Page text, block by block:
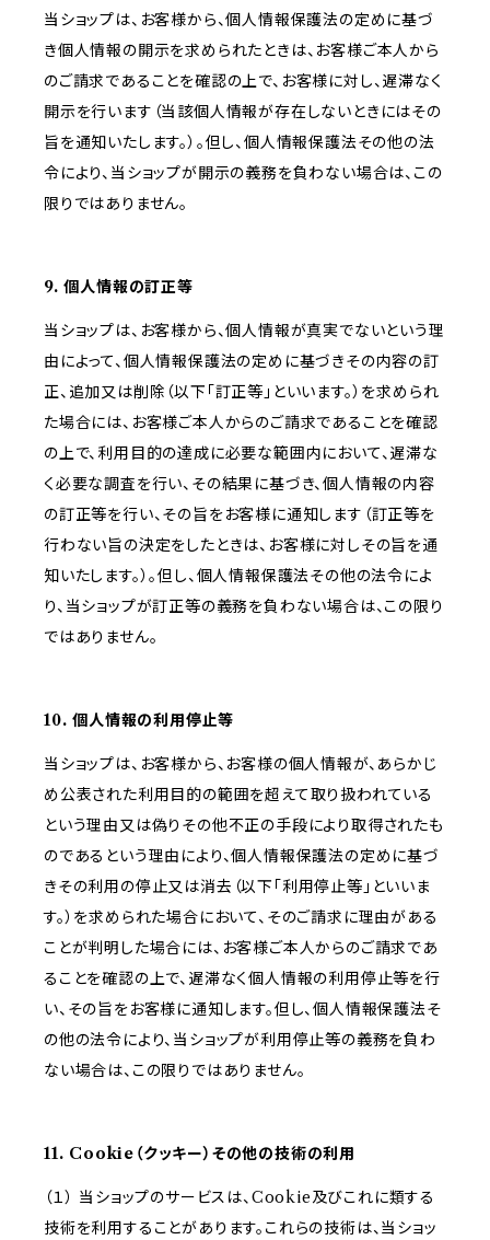
当ショップは、お客様から、個人情報保護法の定めに基づ
き個人情報の開示を求められたときは、お客様ご本人から
のご請求であることを確認の上で、お客様に対し、遅滞なく
開示を行います（当該個人情報が存在しないときにはその
旨を通知いたします。）。但し、個人情報保護法その他の法
令により、当ショップが開示の義務を負わない場合は、この
限りではありません。
9. 個人情報の訂正等
当ショップは、お客様から、個人情報が真実でないという理
由によって、個人情報保護法の定めに基づきその内容の訂
正、追加又は削除（以下「訂正等」といいます。）を求められ
た場合には、お客様ご本人からのご請求であることを確認
の上で、利用目的の達成に必要な範囲内において、遅滞な
く必要な調査を行い、その結果に基づき、個人情報の内容
の訂正等を行い、その旨をお客様に通知します（訂正等を
行わない旨の決定をしたときは、お客様に対しその旨を通
知いたします。）。但し、個人情報保護法その他の法令によ
り、当ショップが訂正等の義務を負わない場合は、この限り
ではありません。
10. 個人情報の利用停止等
当ショップは、お客様から、お客様の個人情報が、あらかじ
め公表された利用目的の範囲を超えて取り扱われている
という理由又は偽りその他不正の手段により取得されたも
のであるという理由により、個人情報保護法の定めに基づ
きその利用の停止又は消去（以下「利用停止等」といいま
す。）を求められた場合において、そのご請求に理由がある
ことが判明した場合には、お客様ご本人からのご請求であ
ることを確認の上で、遅滞なく個人情報の利用停止等を行
い、その旨をお客様に通知します。但し、個人情報保護法そ
の他の法令により、当ショップが利用停止等の義務を負わ
ない場合は、この限りではありません。
11. Cookie（クッキー）その他の技術の利用
（１） 当ショップのサービスは、Cookie及びこれに類する
技術を利用することがあります。これらの技術は、当ショッ